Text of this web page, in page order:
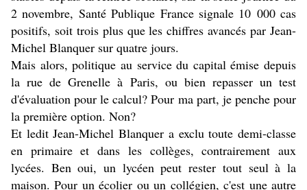
2 novembre, Santé Publique France signale 10 000 cas
positifs, soit trois plus que les chiffres avancés par Jean-
Michel Blanquer sur quatre jours.
Mais alors, politique au service du capital émise depuis
la rue de Grenelle à Paris, ou bien repasser un test
d'évaluation pour le calcul? Pour ma part, je penche pour
la première option. Non?
Et ledit Jean-Michel Blanquer a exclu toute demi-classe
en primaire et dans les collèges, contrairement aux
lycées. Ben oui, un lycéen peut rester tout seul à la
maison. Pour un écolier ou un collégien, c'est une autre